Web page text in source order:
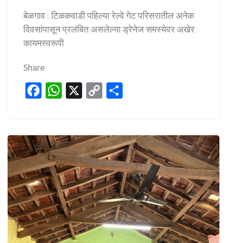
बेळगाव : टिळकवाडी पहिल्या रेल्वे गेट परिसरातील अनेक
दिवसांपासून प्रलंबित असलेल्या ड्रेनेज समस्येवर अखेर
कायमस्वरूपी
Share
Fa
o
o
k
W
sA
p
p
X
C
y
Li
n
k
e